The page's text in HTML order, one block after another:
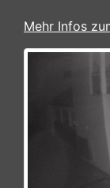
Mehr Infos